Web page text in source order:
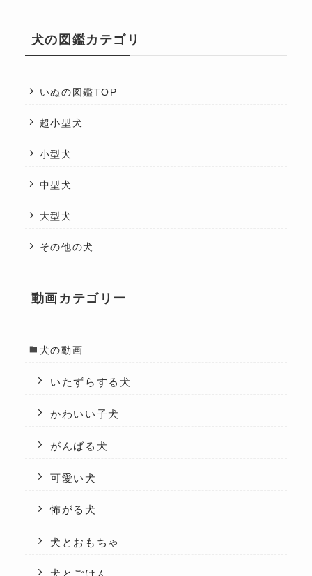
犬の図鑑カテゴリ
いぬの図鑑TOP
超小型犬
小型犬
中型犬
大型犬
その他の犬
動画カテゴリー
犬の動画
いたずらする犬
かわいい子犬
がんばる犬
可愛い犬
怖がる犬
犬とおもちゃ